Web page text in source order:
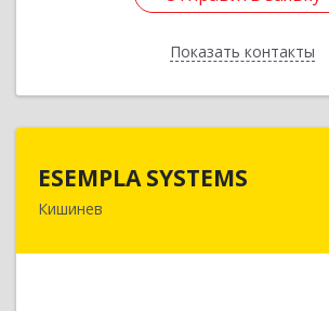
Показать контакты
Назад
ESEMPLA SYSTEMS
Кишинев
Молдова, г.Кишинев, ул.